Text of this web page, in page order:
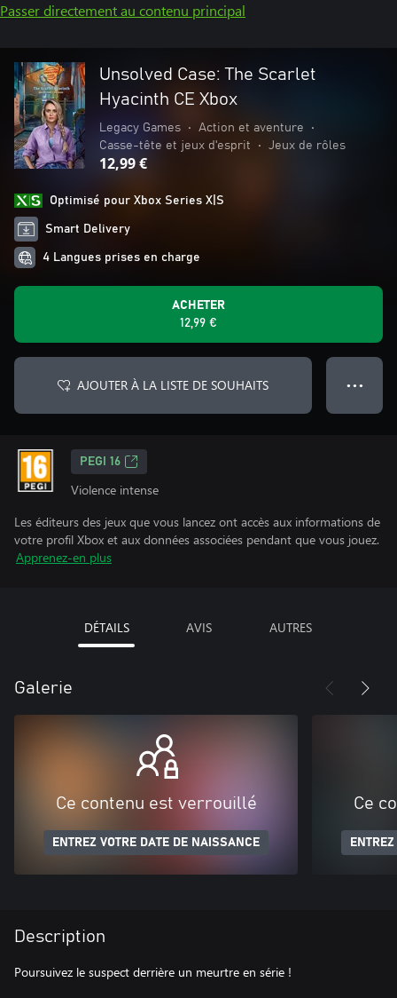
Passer directement au contenu principal
Unsolved Case: The Scarlet
Hyacinth CE Xbox
Legacy Games • Action et aventure
•
Casse-tête et jeux d'esprit
• Jeux de rôles
12,99 €
Optimisé pour Xbox Series X|S
Smart Delivery
4 Langues prises en charge
ACHETER
12,99 €
AJOUTER À LA LISTE DE SOUHAITS ● ● ●
PEGI 16
Violence intense
Les éditeurs des jeux que vous lancez ont accès aux informations de
votre profil Xbox et aux données associées pendant que vous jouez.
Apprenez-en plus
DÉTAILS AVIS AUTRES
Galerie
Ce contenu est verrouillé
ENTREZ VOTRE DATE DE NAISSANCE
Ce
Description
Poursuivez le suspect derrière un meurtre en série !